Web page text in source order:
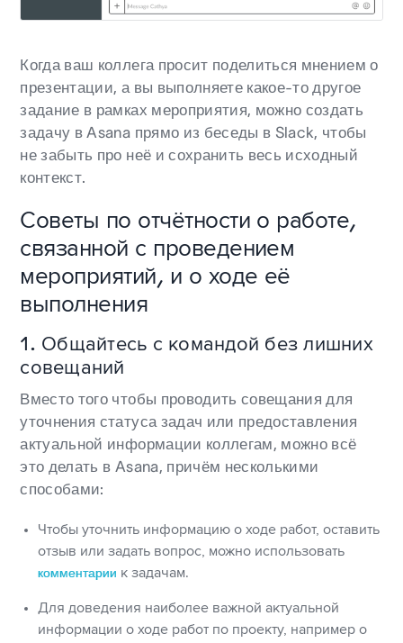
Когда ваш коллега просит поделиться мнением о
презентации, а вы выполняете какое-то другое
задание в рамках мероприятия, можно создать
задачу в Asana прямо из беседы в Slack, чтобы
не забыть про неё и сохранить весь исходный
контекст.
Советы по отчётности о работе,
связанной с проведением
мероприятий, и о ходе её
выполнения
1. Общайтесь с командой без лишних
совещаний
Вместо того чтобы проводить совещания для
уточнения статуса задач или предоставления
актуальной информации коллегам, можно всё
это делать в Asana, причём несколькими
способами:
Чтобы уточнить информацию о ходе работ, оставить
отзыв или задать вопрос, можно использовать
комментарии к задачам.
Для доведения наиболее важной актуальной
информации о ходе работ по проекту, например о